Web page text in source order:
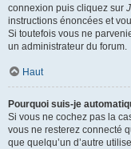
connexion puis cliquez sur
instructions énoncées et
Si toutefois vous ne
un administrateur du forum.
Haut
Pourquoi suis-je
Si vous ne cochez pas la
vous ne resterez connecté
que quelqu’un d’autre